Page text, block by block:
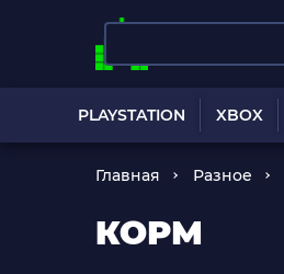
PLAYSTATION XBOX
Главная Разное
КОРМ